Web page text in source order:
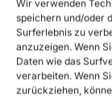
Wir verwenden
speichern und/oder
Surferlebnis zu
anzuzeigen. Wenn
Daten wie das
verarbeiten. Wenn
zurückziehen,
deshalb die
prangert die